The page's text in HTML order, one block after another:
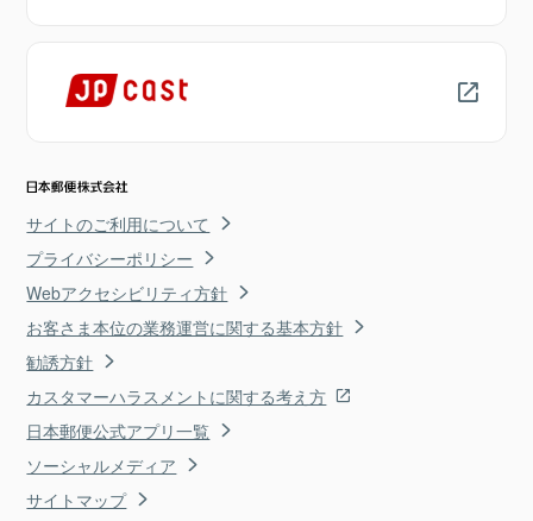
サイトのご利用について
プライバシーポリシー
Webアクセシビリティ方針
お客さま本位の業務運営に関する基本方針
勧誘方針
カスタマーハラスメントに関する考え方
日本郵便公式アプリ一覧
ソーシャルメディア
サイトマップ